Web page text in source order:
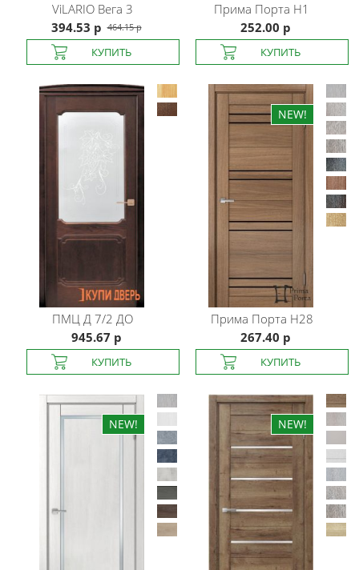
ViLARIO Вега 3
394.53 р 464.15 р
Прима Порта H1
252.00 р
ПМЦ Д 7/2 ДО
945.67 р
Прима Порта H28
267.40 р